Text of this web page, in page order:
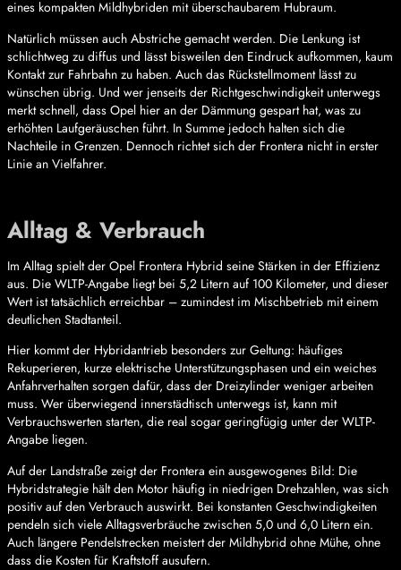
eines kompakten Mildhybriden mit überschaubarem Hubraum.
Natürlich müssen auch Abstriche gemacht werden. Die Lenkung ist
schlichtweg zu diffus und lässt bisweilen den Eindruck aufkommen, kaum
Kontakt zur Fahrbahn zu haben. Auch das Rückstellmoment lässt zu
wünschen übrig. Und wer jenseits der Richtgeschwindigkeit unterwegs
merkt schnell, dass Opel hier an der Dämmung gespart hat, was zu
erhöhten Laufgeräuschen führt. In Summe jedoch halten sich die
Nachteile in Grenzen. Dennoch richtet sich der Frontera nicht in erster
Linie an Vielfahrer.
Alltag & Verbrauch
Im Alltag spielt der Opel Frontera Hybrid seine Stärken in der Effizienz
aus. Die WLTP-Angabe liegt bei 5,2 Litern auf 100 Kilometer, und dieser
Wert ist tatsächlich erreichbar – zumindest im Mischbetrieb mit einem
deutlichen Stadtanteil.
Hier kommt der Hybridantrieb besonders zur Geltung: häufiges
Rekuperieren, kurze elektrische Unterstützungsphasen und ein weiches
Anfahrverhalten sorgen dafür, dass der Dreizylinder weniger arbeiten
muss. Wer überwiegend innerstädtisch unterwegs ist, kann mit
Verbrauchswerten starten, die real sogar geringfügig unter der WLTP-
Angabe liegen.
Auf der Landstraße zeigt der Frontera ein ausgewogenes Bild: Die
Hybridstrategie hält den Motor häufig in niedrigen Drehzahlen, was sich
positiv auf den Verbrauch auswirkt. Bei konstanten Geschwindigkeiten
pendeln sich viele Alltagsverbräuche zwischen 5,0 und 6,0 Litern ein.
Auch längere Pendelstrecken meistert der Mildhybrid ohne Mühe, ohne
dass die Kosten für Kraftstoff ausufern.